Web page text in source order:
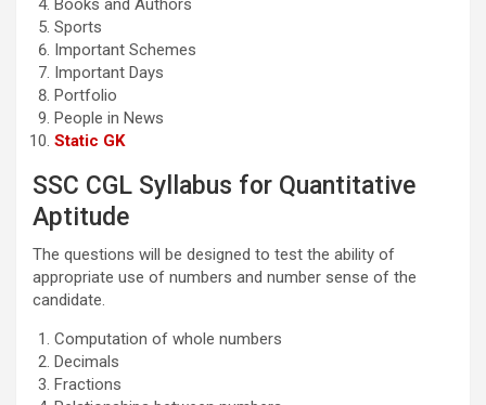
Sports
Important Schemes
Important Days
Portfolio
People in News
Static GK
SSC CGL Syllabus for Quantitative
Aptitude
The questions will be designed to test the ability of
appropriate use of numbers and number sense of the
candidate.
Computation of whole numbers
Decimals
Fractions